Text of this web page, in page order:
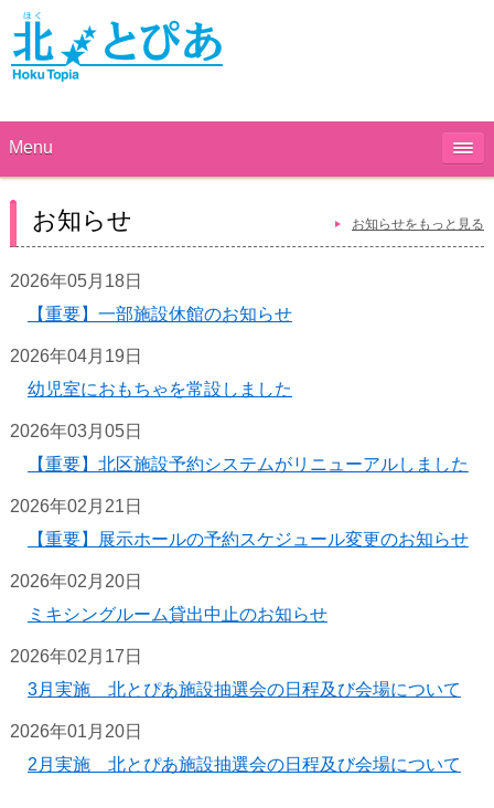
Menu
お知らせ
2026年05月18日
【重要】一部施設休館のお知らせ
2026年04月19日
幼児室におもちゃを常設しました
2026年03月05日
【重要】北区施設予約システムがリニューアルしました
2026年02月21日
【重要】展示ホールの予約スケジュール変更のお知らせ
2026年02月20日
ミキシングルーム貸出中止のお知らせ
2026年02月17日
3月実施 北とぴあ施設抽選会の日程及び会場について
2026年01月20日
2月実施 北とぴあ施設抽選会の日程及び会場について
お知らせをもっと見る